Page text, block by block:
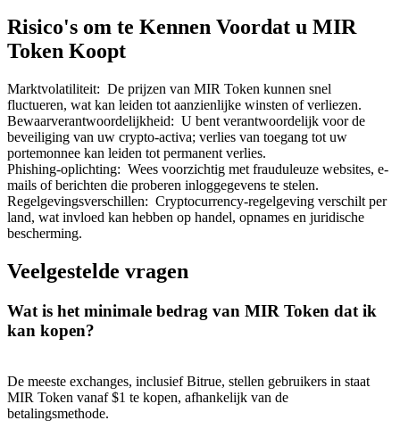
Bitrue Affiliates
Tot 65% commissies!
Nodig een vriend uit om contante beloningen te ontvangen
BTC Welcome Rewards
Risico's om te Kennen Voordat u MIR
Token Koopt
Marktvolatiliteit: De prijzen van MIR Token kunnen snel
fluctueren, wat kan leiden tot aanzienlijke winsten of verliezen.
Bewaarverantwoordelijkheid: U bent verantwoordelijk voor de
beveiliging van uw crypto-activa; verlies van toegang tot uw
portemonnee kan leiden tot permanent verlies.
Phishing-oplichting: Wees voorzichtig met frauduleuze websites, e-
mails of berichten die proberen inloggegevens te stelen.
Regelgevingsverschillen: Cryptocurrency-regelgeving verschilt per
land, wat invloed kan hebben op handel, opnames en juridische
bescherming.
Veelgestelde vragen
Wat is het minimale bedrag van MIR Token dat ik
kan kopen?
De meeste exchanges, inclusief Bitrue, stellen gebruikers in staat
MIR Token vanaf $1 te kopen, afhankelijk van de
betalingsmethode.